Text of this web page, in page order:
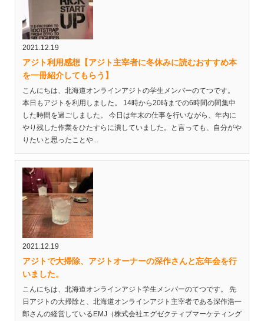
2021.12.19
アジト利用感想【アジト主宰者に冬休みに読むおすすめ本
を一冊紹介してもらう】
こんにちは、北海道オンラインアジトの学生メンバーのてつです。
本日もアジトを利用しました。 14時から20時までの6時間の間集中
した時間を過ごしました。 今日は年末の仕事を行いながら、年内に
やり残した作業をひたすらに潰していました。と言っても、自分がや
りたいと思ったことや...
2021.12.19
アジトで大掃除、アジトオーナーの深作さんと忘年会を行
いました。
こんにちは、北海道オンラインアジト学生メンバーのてつです。 先
日アジトの大掃除と、北海道オンラインアジト主宰者である深作浩一
郎さんの経営しているEMJ（株式会社エグゼクティブマーケティング